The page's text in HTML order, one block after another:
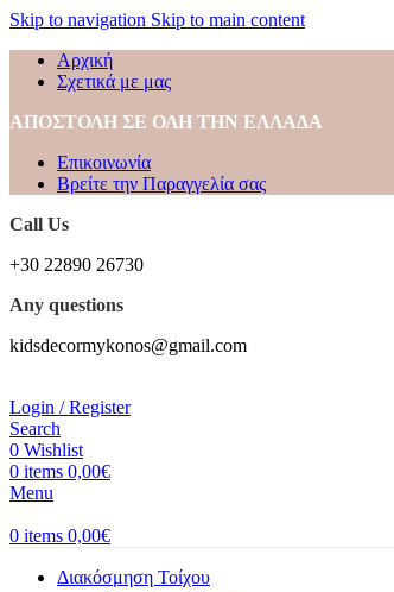
Skip to navigation Skip to main content
Αρχική
Σχετικά με μας
ΑΠΟΣΤΟΛΗ ΣΕ ΟΛΗ ΤΗΝ ΕΛΛΑΔΑ
Επικοινωνία
Βρείτε την Παραγγελία σας
Call Us
+30 22890 26730
Any questions
kidsdecormykonos@gmail.com
Login / Register
Search
0 Wishlist
0 items 0,00€
Menu
0 items 0,00€
Διακόσμηση Τοίχου